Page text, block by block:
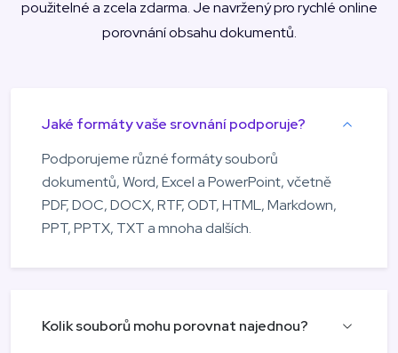
použitelné a zcela zdarma. Je navržený pro rychlé online
porovnání obsahu dokumentů.
Jaké formáty vaše srovnání podporuje?
Podporujeme různé formáty souborů
dokumentů, Word, Excel a PowerPoint, včetně
PDF, DOC, DOCX, RTF, ODT, HTML, Markdown,
PPT, PPTX, TXT a mnoha dalších.
Kolik souborů mohu porovnat najednou?